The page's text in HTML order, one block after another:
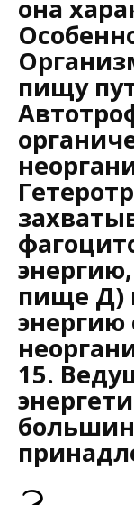
она
пищу
пище Д)
энергию
15.